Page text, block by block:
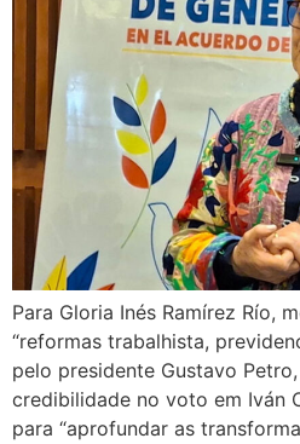
Para Gloria Inés Ramírez Río,
“reformas trabalhista,
pelo presidente Gustavo
credibilidade no voto em Iván
para “aprofundar as